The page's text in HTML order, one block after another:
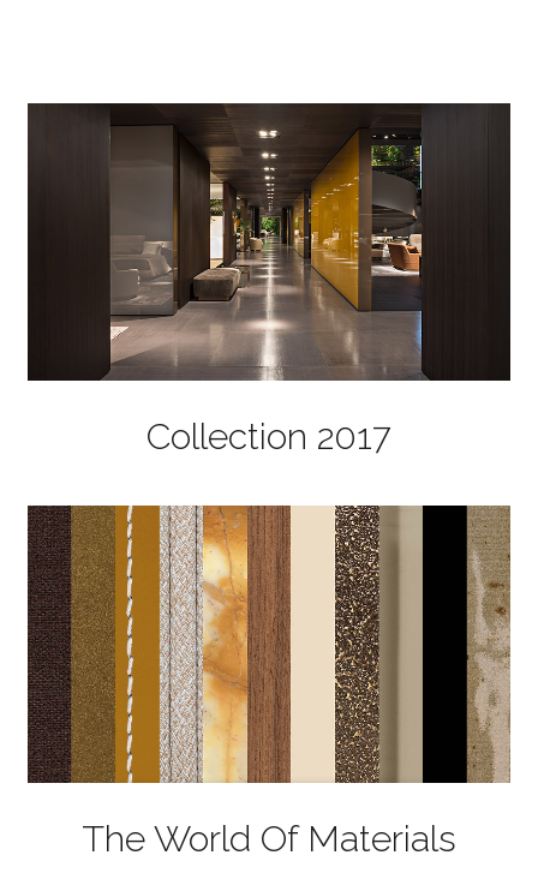
Collection 2017
The World Of Materials